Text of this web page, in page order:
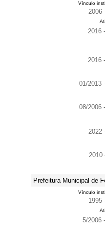
Vínculo
2006
2016
2016
01/2013
08/2006
2022
2010
Prefeitura Municipal de
Vínculo
1995
5/2006